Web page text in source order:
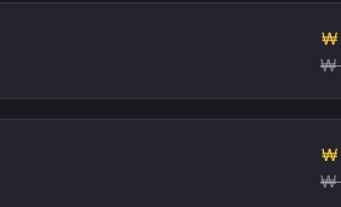
₩
₩
₩
₩